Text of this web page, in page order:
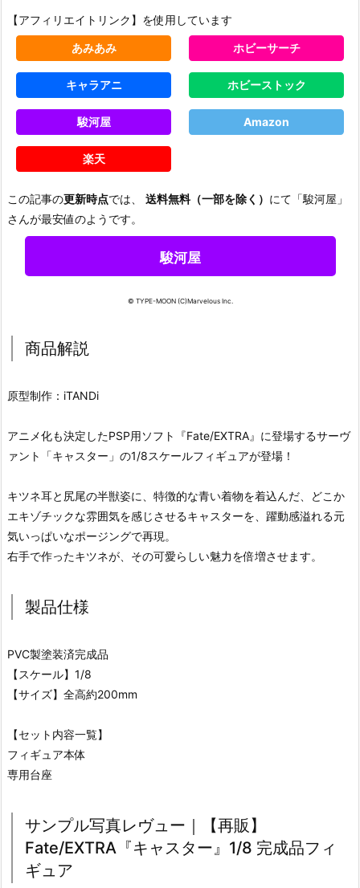
【アフィリエイトリンク】を使用しています
あみあみ ホビーサーチ
キャラアニ ホビーストック
駿河屋 Amazon
楽天
この記事の更新時点では、 送料無料（一部を除く） にて「駿河屋」
さんが最安値のようです。
駿河屋
© TYPE-MOON (C)Marvelous Inc.
商品解説
原型制作：iTANDi
アニメ化も決定したPSP用ソフト『Fate/EXTRA』に登場するサーヴ
ァント「キャスター」の1/8スケールフィギュアが登場！
キツネ耳と尻尾の半獣姿に、特徴的な青い着物を着込んだ、どこか
エキゾチックな雰囲気を感じさせるキャスターを、躍動感溢れる元
気いっぱいなポージングで再現。
右手で作ったキツネが、その可愛らしい魅力を倍増させます。
製品仕様
PVC製塗装済完成品
【スケール】1/8
【サイズ】全高約200mm
【セット内容一覧】
フィギュア本体
専用台座
サンプル写真レヴュー｜【再販】
Fate/EXTRA『キャスター』1/8 完成品フィ
ギュア